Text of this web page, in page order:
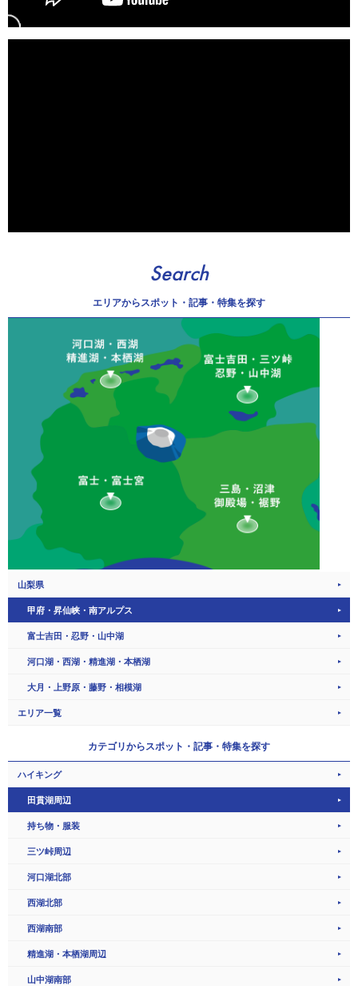
Search
エリアからスポット・記事・特集を探す
山梨県
甲府・昇仙峡・南アルプス
富士吉田・忍野・山中湖
河口湖・西湖・精進湖・本栖湖
大月・上野原・藤野・相模湖
エリア一覧
カテゴリからスポット・記事・特集を探す
ハイキング
田貫湖周辺
持ち物・服装
三ツ峠周辺
河口湖北部
西湖北部
西湖南部
精進湖・本栖湖周辺
山中湖南部